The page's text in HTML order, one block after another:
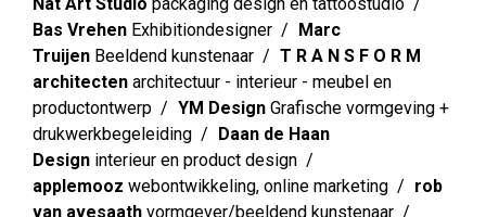
Bas Vrehen Exhibitiondesigner
Marc
Truijen Beeldend kunstenaar
T R A N S F O R M
architecten architectuur - interieur - meubel en
productontwerp
YM Design Grafische vormgeving +
drukwerkbegeleiding
Daan de Haan
Design interieur en product design
applemooz webontwikkeling, online marketing
rob
van avesaath vormgever/beeldend kunstenaar